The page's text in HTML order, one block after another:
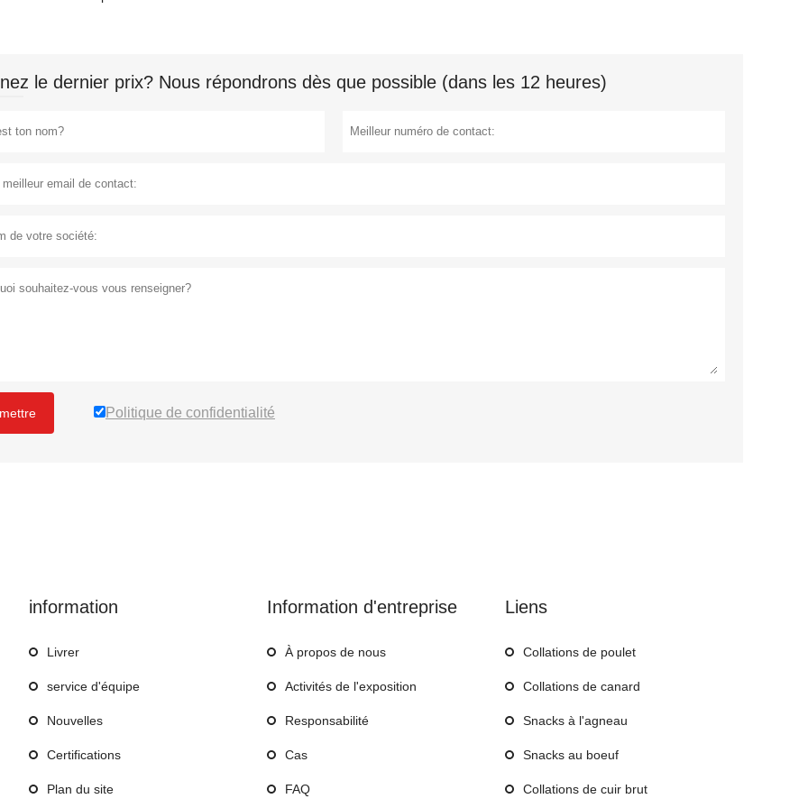
le dernier prix? Nous répondrons dès que possible (dans les 12 heures)
Politique de confidentialité
information
Livrer
service d'équipe
Nouvelles
Certifications
Plan du site
Information d'entreprise
À propos de nous
Activités de l'exposition
Responsabilité
Cas
FAQ
Liens
Collations de poulet
Collations de canard
Snacks à l'agneau
Snacks au boeuf
Collations de cuir brut